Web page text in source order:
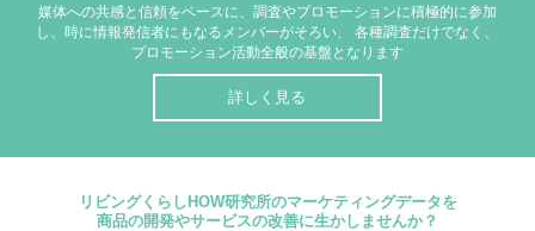
媒体への共感と信頼をベースに、調査やプロモーションに積極的に参加
し、時に情報発信者にもなるメンバーがそろい、
各種調査だけでなく、
プロモーション活動全般の基盤となります
詳しく見る
リビングくらしHOW研究所のマーケティングデータを
商品の開発やサービスの改善に生かしませんか？